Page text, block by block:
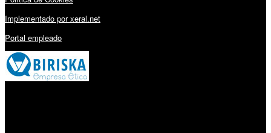
Implementado por xeral.net
Portal empleado